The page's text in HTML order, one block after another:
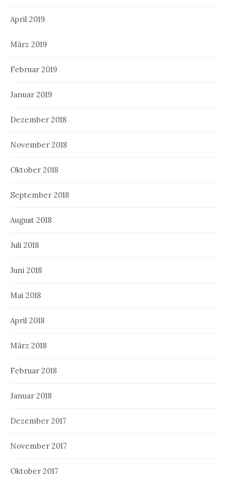
April 2019
März 2019
Februar 2019
Januar 2019
Dezember 2018
November 2018
Oktober 2018
September 2018
August 2018
Juli 2018
Juni 2018
Mai 2018
April 2018
März 2018
Februar 2018
Januar 2018
Dezember 2017
November 2017
Oktober 2017